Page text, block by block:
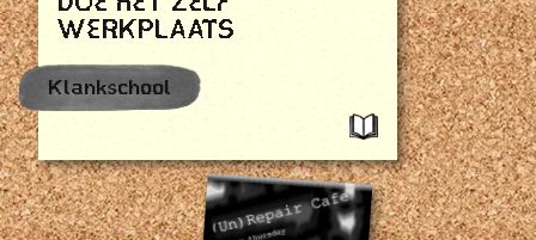
WERKPLAATS
Klankschool